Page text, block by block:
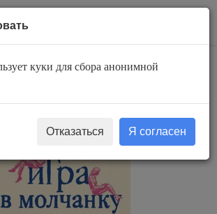
молчанку
куки для сбора анонимной
Отказаться Я согласен